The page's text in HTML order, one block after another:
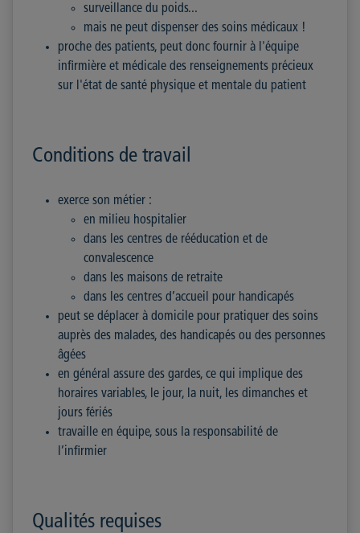
surveillance du poids...
mais ne peut dispenser des soins médicaux !
proche des patients, peut donc fournir à l'équipe
infirmière et médicale des renseignements précieux
sur l'état de santé physique et mentale du patient
Conditions de travail
exerce son métier :
en milieu hospitalier
dans les centres de rééducation et de
convalescence
dans les maisons de retraite
dans les centres d’accueil pour handicapés
peut se déplacer à domicile pour pratiquer des soins
auprès des malades, des handicapés ou des personnes
âgées
en général assure des gardes, ce qui implique des
horaires variables, le jour, la nuit, les dimanches et
jours fériés
travaille en équipe, sous la responsabilité de
l’infirmier
Qualités requises